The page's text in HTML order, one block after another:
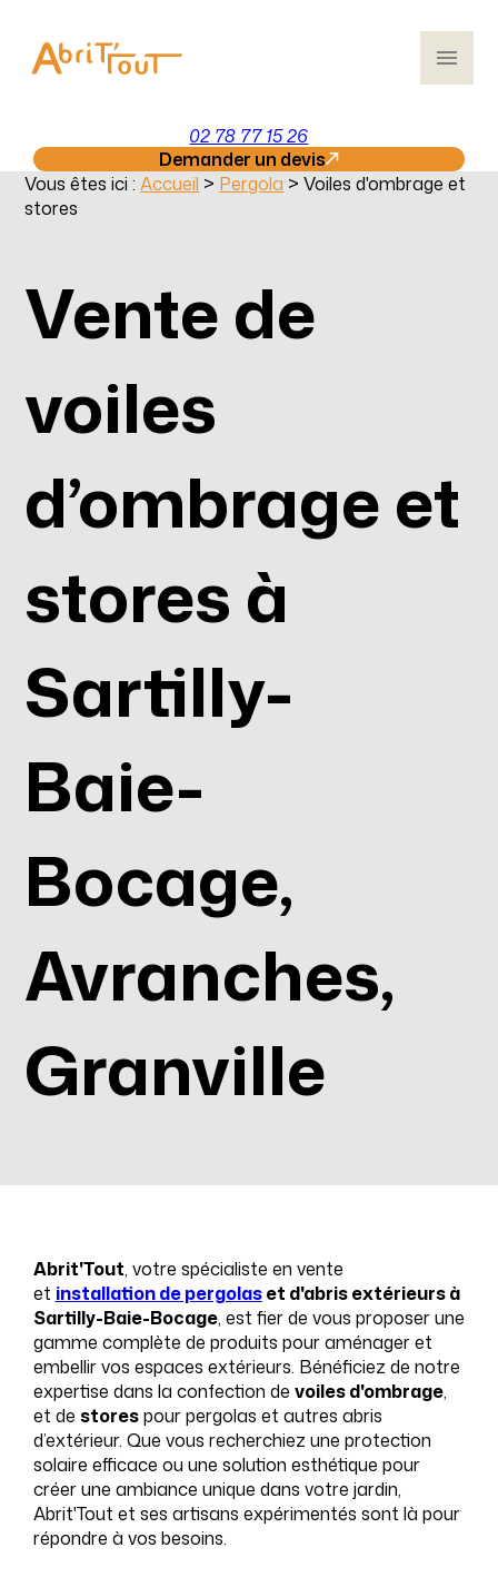
menu
02 78 77 15 26
Demander un devis
Vous êtes ici : Accueil > Pergola > Voiles d'ombrage et
stores
Vente de
voiles
d’ombrage et
stores à
Sartilly-
Baie-
Bocage,
Avranches,
Granville
Abrit'Tout, votre spécialiste en vente
et installation de pergolaset d'abris extérieurs à
Sartilly-Baie-Bocage, est fier de vous proposer une
gamme complète de produits pour aménager et
embellir vos espaces extérieurs. Bénéficiez de notre
expertise dans la confection de voiles d'ombrage,
et de storespour pergolas et autres abris
d’extérieur. Que vous recherchiez une protection
solaire efficace ou une solution esthétique pour
créer une ambiance unique dans votre jardin,
Abrit'Tout et ses artisans expérimentés sont là pour
répondre à vos besoins.